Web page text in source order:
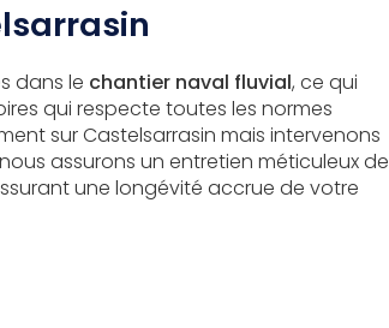
dans le chantier naval fluvial, ce qui
qui respecte toutes les normes
sur Castelsarrasin mais intervenons
assurons un entretien méticuleux de
une longévité accrue de votre